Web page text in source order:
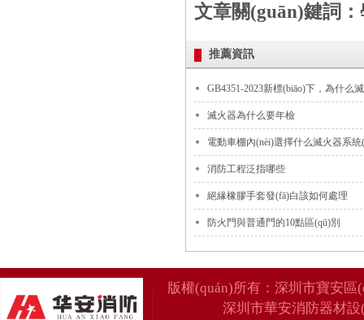
文章關(guān)鍵詞：學
推薦資訊
GB4351-2023新標(biāo)下，為什么
滅火器為什么要年檢
電動車棚內(nèi)選擇什么滅火器系統
消防工程泛指哪些
絕緣橡膠手套發(fā)白該如何處理
防火門與普通門的10點區(qū)別
版權(quán)所有： 深圳市寶安區
深圳市華安消防器材